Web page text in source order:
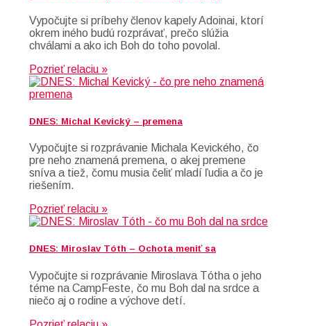
Vypočujte si príbehy členov kapely Adoinai, ktorí
okrem iného budú rozprávať, prečo slúžia
chválami a ako ich Boh do toho povolal.
Pozrieť relaciu »
DNES: Michal Kevický – premena
Vypočujte si rozprávanie Michala Kevického, čo
pre neho znamená premena, o akej premene
sníva a tiež, čomu musia čeliť mladí ľudia a čo je
riešením.
Pozrieť relaciu »
DNES: Miroslav Tóth – Ochota meniť sa
Vypočujte si rozprávanie Miroslava Tótha o jeho
téme na CampFeste, čo mu Boh dal na srdce a
niečo aj o rodine a výchove detí.